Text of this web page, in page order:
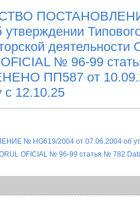
утверждении
деятельности
№ 96-99
ПП587 от
с 12.10.25